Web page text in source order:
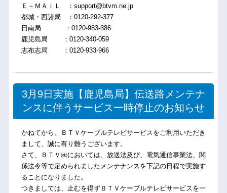
Ｅ－ＭＡＩＬ ：support@btvm.ne.jp
都城・西諸局 ：0120-292-377
日南局 ：0120-983-386
鹿児島局 ：0120-340-059
志布志局 ：0120-933-966
3月9日実施【鹿児島局】伝送路メンテナ
ンスに伴うサービス一時停止のお知らせ
かねてから、ＢＴＶケーブルテレビサービスをご利用いただき
まして、誠に有り難うございます。
さて、ＢＴＶ㈱においては、放送法及び、電気通信事業法、関
係法令等で定められましたメンテナンスを下記の日程で実施す
ることになりました。
つきましては、止むを得ずＢＴＶケーブルテレビサービスを一